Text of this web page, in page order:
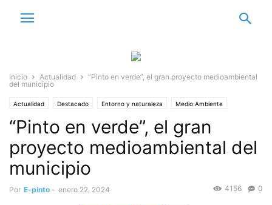
Inicio Actualidad
“Pinto en verde”, el gran proyecto medioambiental
del municipio
Actualidad Destacado Entorno y naturaleza Medio Ambiente
Pinto en cifras
“Pinto en verde”, el gran
proyecto medioambiental del
municipio
Por E-pinto - enero 22, 2024 0
4156